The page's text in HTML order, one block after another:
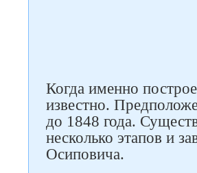
Когда именно
известно.
до 1848 года.
несколько этапов и
Осиповича.
Следите за нами в